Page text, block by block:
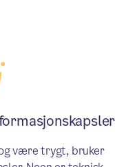
med
være trygt, bruker